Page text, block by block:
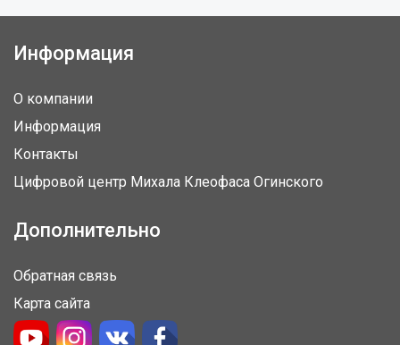
Информация
О компании
Информация
Контакты
Цифровой центр Михала Клеофаса Огинского
Дополнительно
Обратная связь
Карта сайта